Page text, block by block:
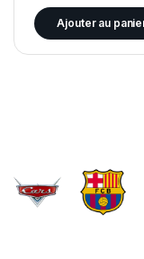
Ajouter au
Brands